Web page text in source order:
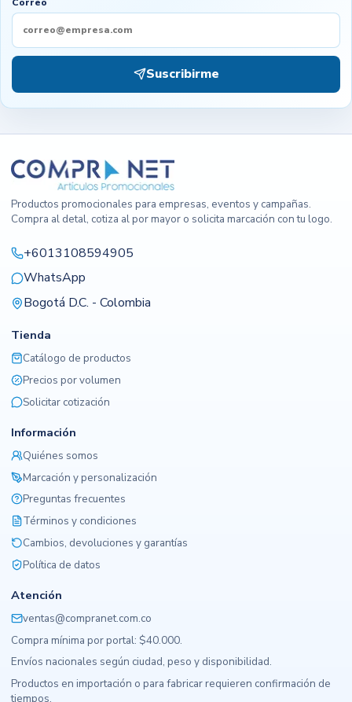
Suscribirme
Productos promocionales para empresas, eventos y campañas.
Compra al detal, cotiza al por mayor o solicita marcación con tu logo.
+6013108594905
WhatsApp
Bogotá D.C. - Colombia
Tienda
Catálogo de productos
Precios por volumen
Solicitar cotización
Información
Quiénes somos
Marcación y personalización
Preguntas frecuentes
Términos y condiciones
Cambios, devoluciones y garantías
Política de datos
Atención
ventas@compranet.com.co
Compra mínima por portal: $40.000.
Envíos nacionales según ciudad, peso y disponibilidad.
Productos en importación o para fabricar requieren confirmación de
tiempos.